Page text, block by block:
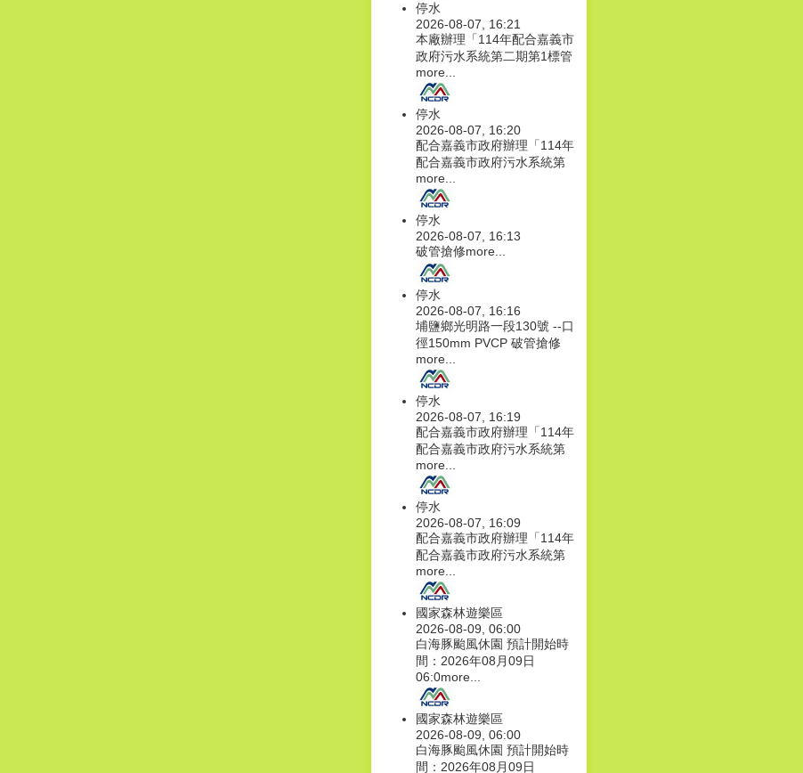
停水
2026-08-07, 16:21
本廠辦理「114年配合嘉義市
政府污水系統第二期第1標管
more...
停水
2026-08-07, 16:20
配合嘉義市政府辦理「114年
配合嘉義市政府污水系統第
more...
停水
2026-08-07, 16:13
破管搶修more...
停水
2026-08-07, 16:16
埔鹽鄉光明路一段130號 --口
徑150mm PVCP 破管搶修
more...
停水
2026-08-07, 16:19
配合嘉義市政府辦理「114年
配合嘉義市政府污水系統第
more...
停水
2026-08-07, 16:09
配合嘉義市政府辦理「114年
配合嘉義市政府污水系統第
more...
國家森林遊樂區
2026-08-09, 06:00
白海豚颱風休園 預計開始時
間：2026年08月09日
06:0more...
國家森林遊樂區
2026-08-09, 06:00
白海豚颱風休園 預計開始時
間：2026年08月09日